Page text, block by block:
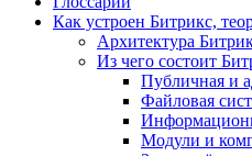
Как устроен Битрикс,
Архитектура
Из чего состоит
Публичная и
Файловая
Модули и